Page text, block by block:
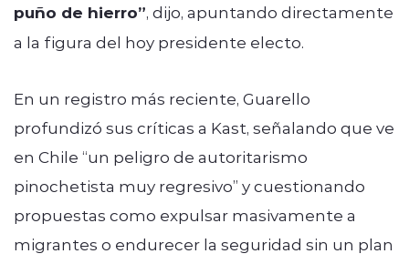
puño de hierro”, dijo, apuntando directamente
a la figura del hoy presidente electo.
En un registro más reciente, Guarello
profundizó sus críticas a Kast, señalando que ve
en Chile “un peligro de autoritarismo
pinochetista muy regresivo” y cuestionando
propuestas como expulsar masivamente a
migrantes o endurecer la seguridad sin un plan